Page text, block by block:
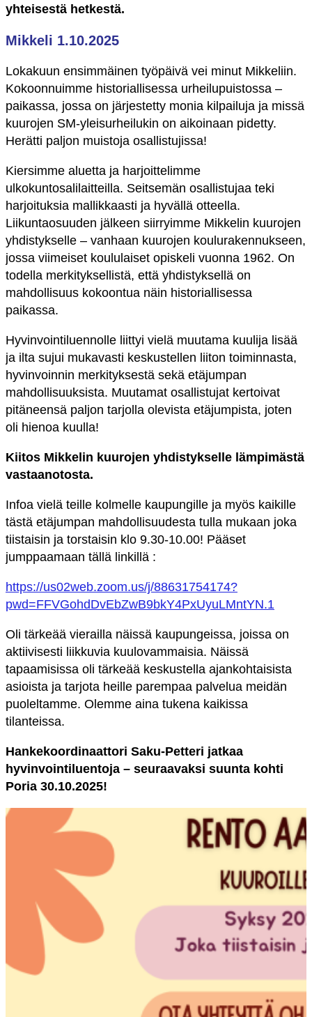
yhteisestä hetkestä.
Mikkeli 1.10.2025
Lokakuun ensimmäinen työpäivä vei minut Mikkeliin.
Kokoonnuimme historiallisessa urheilupuistossa –
paikassa, jossa on järjestetty monia kilpailuja ja missä
kuurojen SM-yleisurheilukin on aikoinaan pidetty.
Herätti paljon muistoja osallistujissa!
Kiersimme aluetta ja harjoittelimme
ulkokuntosalilaitteilla. Seitsemän osallistujaa teki
harjoituksia mallikkaasti ja hyvällä otteella.
Liikuntaosuuden jälkeen siirryimme Mikkelin kuurojen
yhdistykselle – vanhaan kuurojen koulurakennukseen,
jossa viimeiset koululaiset opiskeli vuonna 1962. On
todella merkityksellistä, että yhdistyksellä on
mahdollisuus kokoontua näin historiallisessa
paikassa.
Hyvinvointiluennolle liittyi vielä muutama kuulija lisää
ja ilta sujui mukavasti keskustellen liiton toiminnasta,
hyvinvoinnin merkityksestä sekä etäjumpan
mahdollisuuksista. Muutamat osallistujat kertoivat
pitäneensä paljon tarjolla olevista etäjumpista, joten
oli hienoa kuulla!
Kiitos Mikkelin kuurojen yhdistykselle lämpimästä
vastaanotosta.
Infoa vielä teille kolmelle kaupungille ja myös kaikille
tästä etäjumpan mahdollisuudesta tulla mukaan joka
tiistaisin ja torstaisin klo 9.30-10.00! Pääset
jumppaamaan tällä linkillä :
https://us02web.zoom.us/j/88631754174?
pwd=FFVGohdDvEbZwB9bkY4PxUyuLMntYN.1
Oli tärkeää vierailla näissä kaupungeissa, joissa on
aktiivisesti liikkuvia kuulovammaisia. Näissä
tapaamisissa oli tärkeää keskustella ajankohtaisista
asioista ja tarjota heille parempaa palvelua meidän
puoleltamme. Olemme aina tukena kaikissa
tilanteissa.
Hankekoordinaattori Saku-Petteri jatkaa
hyvinvointiluentoja – seuraavaksi suunta kohti
Poria 30.10.2025!